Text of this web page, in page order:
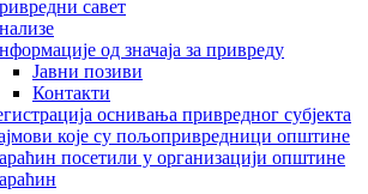
савет
од значаја за привреду
Јавни позиви
Контакти
оснивања привредног субјекта
које су пољопривредници општине
посетили у организацији општине